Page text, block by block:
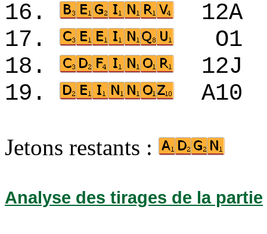
16.
17.
18.
19.
Jetons restants :
Analyse des tirages de la partie